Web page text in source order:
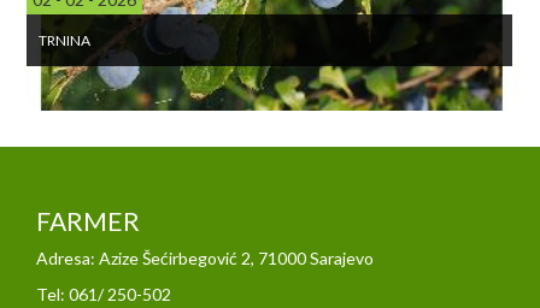
TRNINA
FARMER
Adresa: Azize Šećirbegović 2, 71000 Sarajevo
Tel: 061/ 250-502